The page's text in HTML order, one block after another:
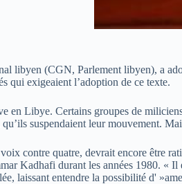
libyen (CGN, Parlement libyen), a
qui exigeaient l’adoption de ce texte.
en Libye. Certains groupes de
suspendaient leur mouvement.
contre quatre, devrait encore être
Kadhafi durant les années 1980. «
laissant entendre la possibilité d'